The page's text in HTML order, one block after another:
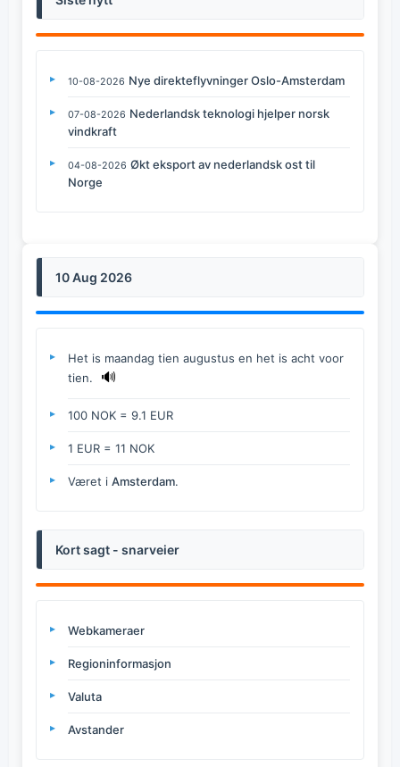
10-08-2026 Nye direkteflyvninger Oslo-Amsterdam
07-08-2026 Nederlandsk teknologi hjelper norsk
vindkraft
04-08-2026 Økt eksport av nederlandsk ost til
Norge
10 Aug 2026
Het is maandag tien augustus en het is acht voor
tien.
🔊
100 NOK = 9.1 EUR
1 EUR = 11 NOK
Været i Amsterdam.
Kort sagt - snarveier
Webkameraer
Regioninformasjon
Valuta
Avstander